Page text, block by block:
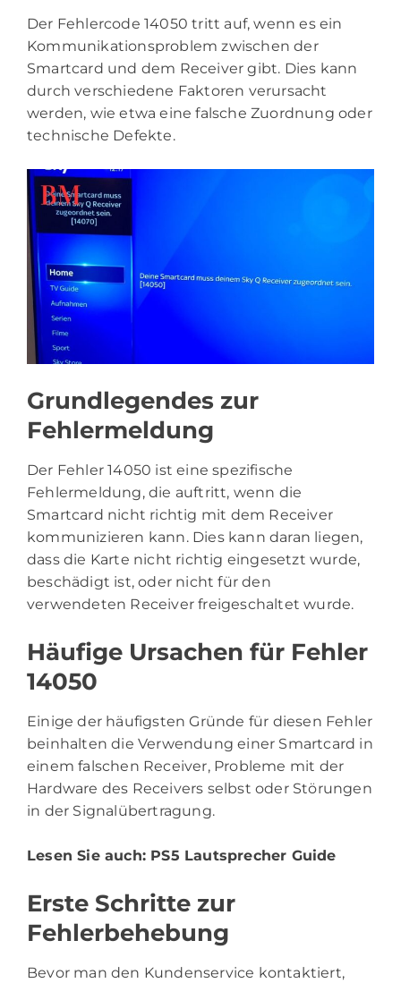
Der Fehlercode 14050 tritt auf, wenn es ein
Kommunikationsproblem zwischen der
Smartcard und dem Receiver gibt. Dies kann
durch verschiedene Faktoren verursacht
werden, wie etwa eine falsche Zuordnung oder
technische Defekte.
Grundlegendes zur
Fehlermeldung
Der Fehler 14050 ist eine spezifische
Fehlermeldung, die auftritt, wenn die
Smartcard nicht richtig mit dem Receiver
kommunizieren kann. Dies kann daran liegen,
dass die Karte nicht richtig eingesetzt wurde,
beschädigt ist, oder nicht für den
verwendeten Receiver freigeschaltet wurde.
Häufige Ursachen für Fehler
14050
Einige der häufigsten Gründe für diesen Fehler
beinhalten die Verwendung einer Smartcard in
einem falschen Receiver, Probleme mit der
Hardware des Receivers selbst oder Störungen
in der Signalübertragung.
Lesen Sie auch: PS5 Lautsprecher Guide
Erste Schritte zur
Fehlerbehebung
Bevor man den Kundenservice kontaktiert,